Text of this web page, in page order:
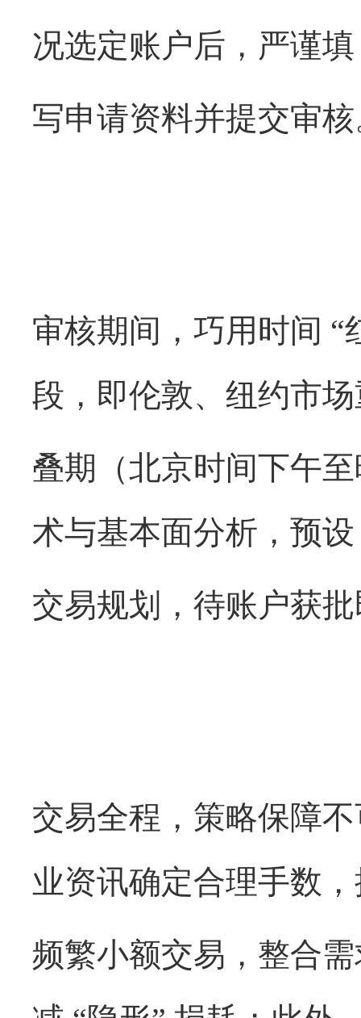
况选定账户后，严谨填
写申请资料并提交审
审核期间，巧用时间 “
段，即伦敦、纽约市
叠期（北京时间下午
术与基本面分析，预设
交易规划，待账户获
交易全程，策略保障
业资讯确定合理手数
频繁小额交易，整合